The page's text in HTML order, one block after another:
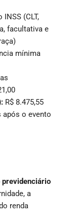
INSS (CLT,
facultativa e
mínima
R$ 8.475,55
após o evento
previdenciário
a
renda